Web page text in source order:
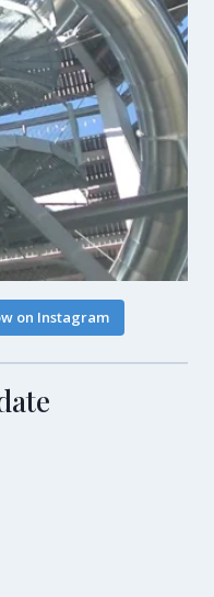
on Instagram